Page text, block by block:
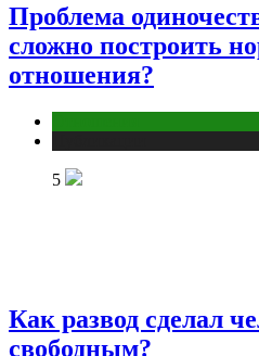
Проблема
сложно построить
отношения?
5
Как развод сделал
свободным?